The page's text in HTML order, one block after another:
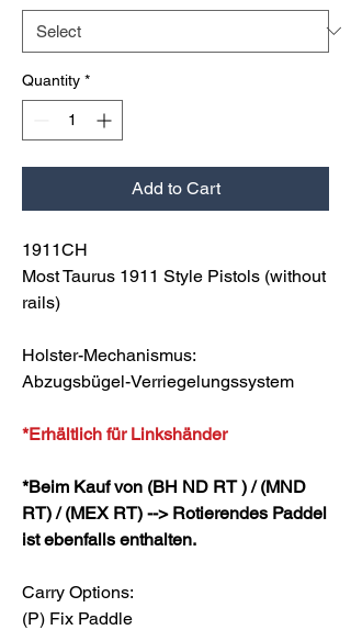
Quantity *
Add to Cart
1911CH
Most Taurus 1911 Style Pistols (without
rails)
Holster-Mechanismus:
Abzugsbügel-Verriegelungssystem
*Erhältlich für Linkshänder
*Beim Kauf von (BH ND RT ) / (MND
RT) / (MEX RT) --> Rotierendes Paddel
ist ebenfalls enthalten.
Carry Options:
(P) Fix Paddle